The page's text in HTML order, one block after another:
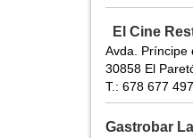
El Cine
Avda. Príncipe
30858 El
T.: 678 677 497
Gastrobar